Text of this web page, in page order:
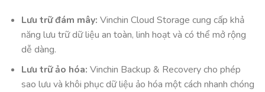
Lưu trữ đám mây: Vinchin Cloud Storage cung cấp khả
năng lưu trữ dữ liệu an toàn, linh hoạt và có thể mở rộng
dễ dàng.
Lưu trữ ảo hóa: Vinchin Backup & Recovery cho phép
sao lưu và khôi phục dữ liệu ảo hóa một cách nhanh chóng